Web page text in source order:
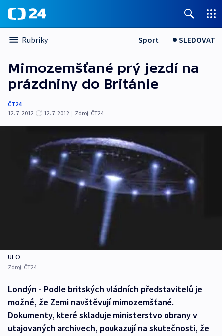
Rubriky Sport SLEDOVAT
Mimozemšťané prý jezdí na
prázdniny do Británie
ČT24
12. 7. 2012
12. 7. 2012 | Zdroj: ČT24
UFO
Zdroj: ČT24
Londýn - Podle britských vládních představitelů je
možné, že Zemi navštěvují mimozemšťané.
Dokumenty, které skladuje ministerstvo obrany v
utajovaných archivech, poukazují na skutečnosti, že